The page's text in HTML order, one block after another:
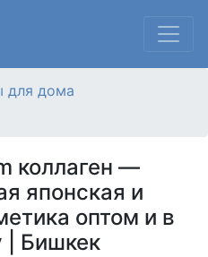
для дома
коллаген —
японская и
оптом и в
| Бишкек